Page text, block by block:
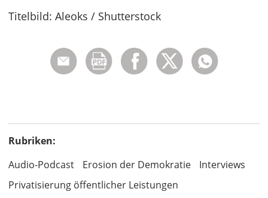
Titelbild: Aleoks / Shutterstock
Rubriken:
Audio-Podcast
Erosion der Demokratie
Interviews
Privatisierung öffentlicher Leistungen